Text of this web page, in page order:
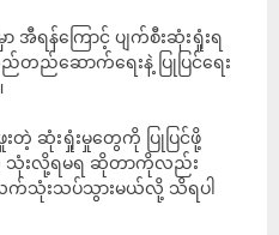
ရန်ကြောင့် ပျက်စီးဆုံးရှုံးရ
ဆောက်ရေးနဲ့ ပြုပြင်ရေး
တဲ့ ဆုံးရှုံးမှုတွေကို ပြုပြင်ဖို့
သုံးလို့ရမရ ဆိုတာကိုလည်း
က်သုံးသပ်သွားမယ်လို့ သိရပါ